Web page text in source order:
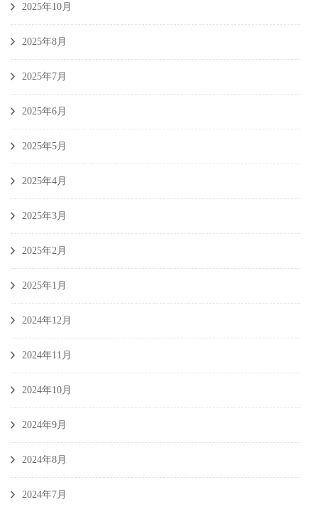
2025年10月
2025年8月
2025年7月
2025年6月
2025年5月
2025年4月
2025年3月
2025年2月
2025年1月
2024年12月
2024年11月
2024年10月
2024年9月
2024年8月
2024年7月